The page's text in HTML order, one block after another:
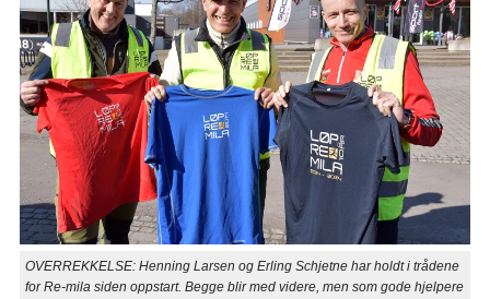
OVERREKKELSE: Henning Larsen og Erling Schjetne har holdt i trådene
for Re-mila siden oppstart. Begge blir med videre, men som gode hjelpere